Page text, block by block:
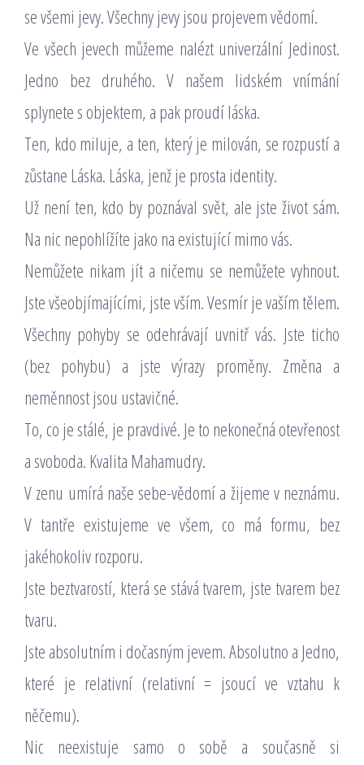
se všemi jevy. Všechny jevy jsou projevem vědomí.
Ve všech jevech můžeme nalézt univerzální Jedinost.
Jedno bez druhého. V našem lidském vnímání
splynete s objektem, a pak proudí láska.
Ten, kdo miluje, a ten, který je milován, se rozpustí a
zůstane Láska. Láska, jenž je prosta identity.
Už není ten, kdo by poznával svět, ale jste život sám.
Na nic nepohlížíte jako na existující mimo vás.
Nemůžete nikam jít a ničemu se nemůžete vyhnout.
Jste všeobjímajícími, jste vším. Vesmír je vaším tělem.
Všechny pohyby se odehrávají uvnitř vás. Jste ticho
(bez pohybu) a jste výrazy proměny. Změna a
neměnnost jsou ustavičné.
To, co je stálé, je pravdivé. Je to nekonečná otevřenost
a svoboda. Kvalita Mahamudry.
V zenu umírá naše sebe-vědomí a žijeme v neznámu.
V tantře existujeme ve všem, co má formu, bez
jakéhokoliv rozporu.
Jste beztvarostí, která se stává tvarem, jste tvarem bez
tvaru.
Jste absolutním i dočasným jevem. Absolutno a Jedno,
které je relativní (relativní = jsoucí ve vztahu k
něčemu).
Nic neexistuje samo o sobě a současně si